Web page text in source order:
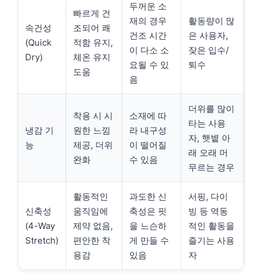
속건성
(Quick
Dry)
빠르게 건
조되어 쾌
적함 유지,
체온 유지
도움
두꺼운 소
재의 경우
건조 시간
이 다소 소
요될 수 있
음
활동량이 많
은 사용자,
잦은 입수/
퇴수
냉감 기
능
착용 시 시
원한 느낌
제공, 더위
완화
소재에 따
라 내구성
이 떨어질
수 있음
더위를 많이
타는 사용
자, 햇볕 아
래 오래 머
무르는 경우
신축성
(4-Way
Stretch)
활동적인
움직임에
제약 없음,
편안한 착
용감
과도한 신
축성은 핏
을 느슨하
게 만들 수
있음
서핑, 다이
빙 등 역동
적인 활동을
즐기는 사용
자